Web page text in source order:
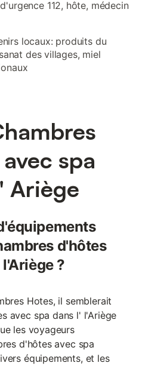
112, hôte, médecin
locaux: produits du
des villages, miel
spa
Ariège
d'hôtes
?
Hotes, il semblerait
avec spa dans l' l'Ariège
les voyageurs
d'hôtes avec spa
équipements, et les